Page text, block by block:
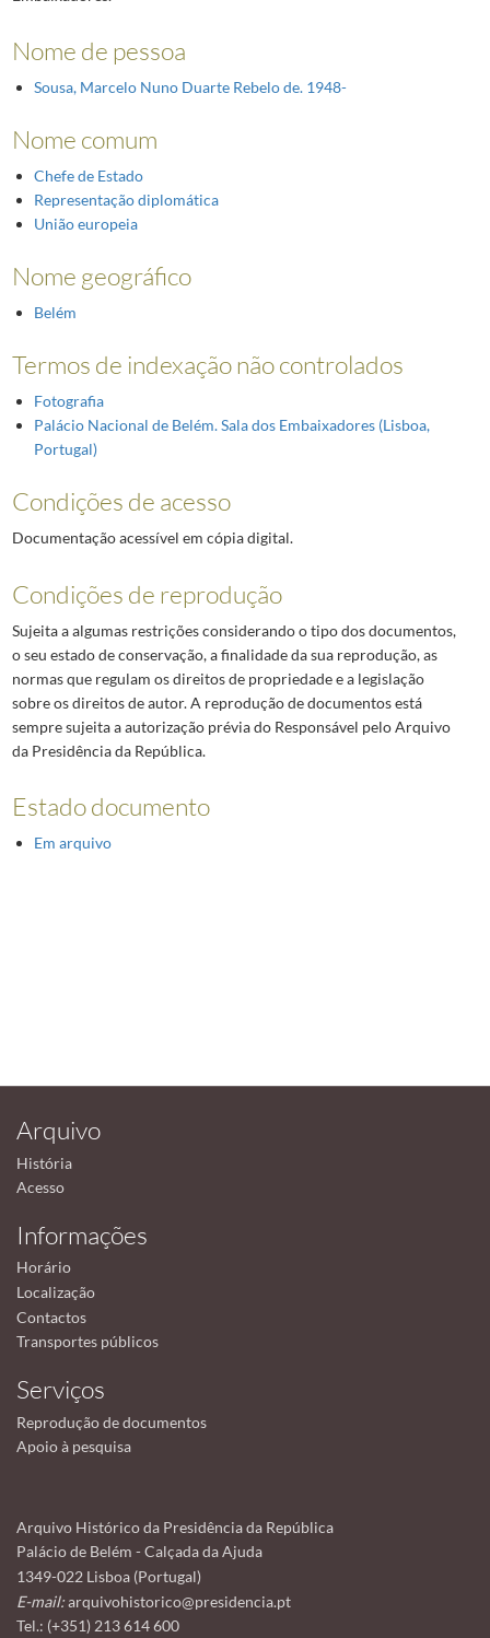
Nome de pessoa
Sousa, Marcelo Nuno Duarte Rebelo de. 1948-
Nome comum
Chefe de Estado
Representação diplomática
União europeia
Nome geográfico
Belém
Termos de indexação não controlados
Fotografia
Palácio Nacional de Belém. Sala dos Embaixadores (Lisboa,
Portugal)
Condições de acesso
Documentação acessível em cópia digital.
Condições de reprodução
Sujeita a algumas restrições considerando o tipo dos documentos,
o seu estado de conservação, a finalidade da sua reprodução, as
normas que regulam os direitos de propriedade e a legislação
sobre os direitos de autor. A reprodução de documentos está
sempre sujeita a autorização prévia do Responsável pelo Arquivo
da Presidência da República.
Estado documento
Em arquivo
Arquivo
História
Acesso
Informações
Horário
Localização
Contactos
Transportes públicos
Serviços
Reprodução de documentos
Apoio à pesquisa
Arquivo Histórico da Presidência da República
Palácio de Belém - Calçada da Ajuda
1349-022 Lisboa (Portugal)
E-mail:arquivohistorico@presidencia.pt
Tel.: (+351) 213 614 600